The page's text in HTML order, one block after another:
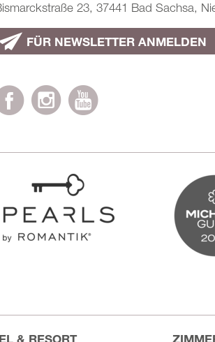
23, 37441 Bad Sachsa,
FÜR NEWSLETTER ANMELDEN